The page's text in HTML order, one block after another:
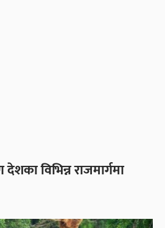
विभिन्न राजमार्गमा